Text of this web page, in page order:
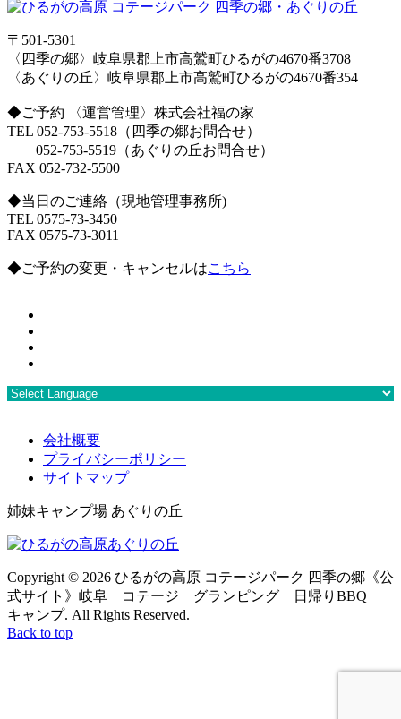
〒501-5301
〈四季の郷〉岐阜県郡上市高鷲町ひるがの4670番3708
〈あぐりの丘〉岐阜県郡上市高鷲町ひるがの4670番354
◆ご予約 〈運営管理〉株式会社福の家
TEL 052-753-5518（四季の郷お問合せ）
052-753-5519（あぐりの丘お問合せ）
FAX 052-732-5500
◆当日のご連絡（現地管理事務所)
TEL 0575-73-3450
FAX 0575-73-3011
◆ご予約の変更・キャンセルはこちら
会社概要
プライバシーポリシー
サイトマップ
姉妹キャンプ場 あぐりの丘
Copyright © 2026 ひるがの高原 コテージパーク 四季の郷《公
式サイト》岐阜 コテージ グランピング 日帰りBBQ
キャンプ. All Rights Reserved.
Back to top